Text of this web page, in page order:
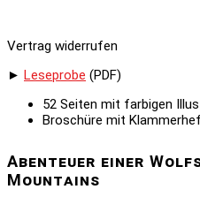
Vertrag widerrufen
► Leseprobe (PDF)
52 Seiten mit farbigen
Broschüre mit
Abenteuer einer
Mountains